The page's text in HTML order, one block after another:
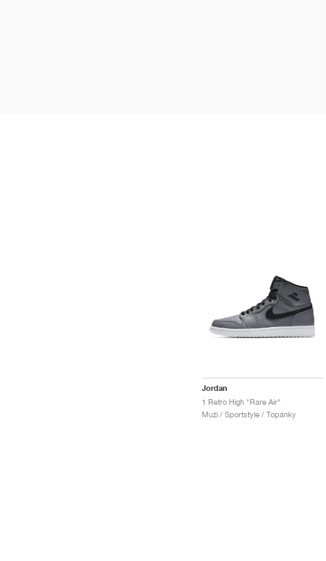
Jordan
1 Retro High "Rare Air"
Muži / Sportstyle / Topánky